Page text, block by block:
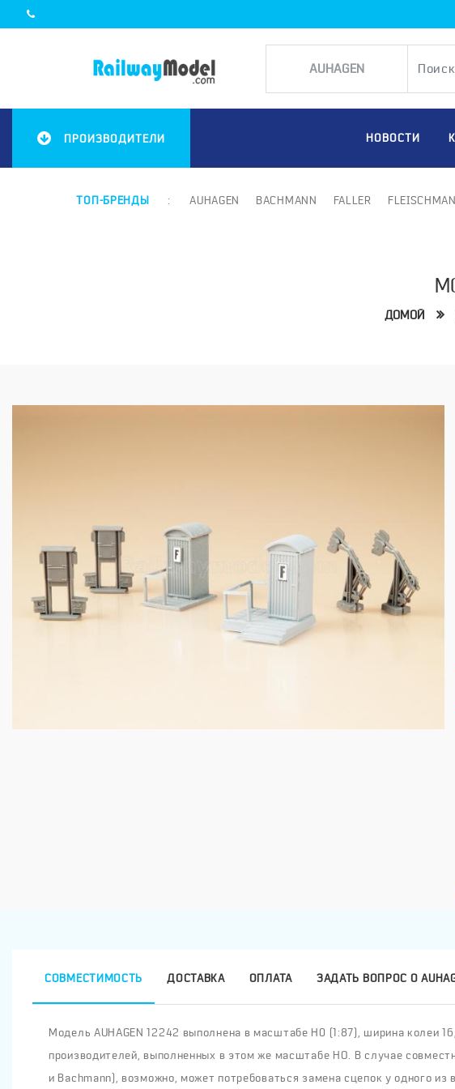
ПРОИЗВОДИТЕЛИ НОВОСТИ
ТОП-БРЕНДЫ : AUHAGEN BACHMANN FALLER
ДОМОЙ
СОВМЕСТИМОСТЬ ДОСТАВКА ОПЛАТА ЗАДАТЬ ВОПРОС О
Модель AUHAGEN 12242 выполнена в масштабе H0 (1:87), ширина колеи
производителей, выполненных в этом же масштабе HO. В случае
и Bachmann), возможно, может потребоваться замена сцепок у одного